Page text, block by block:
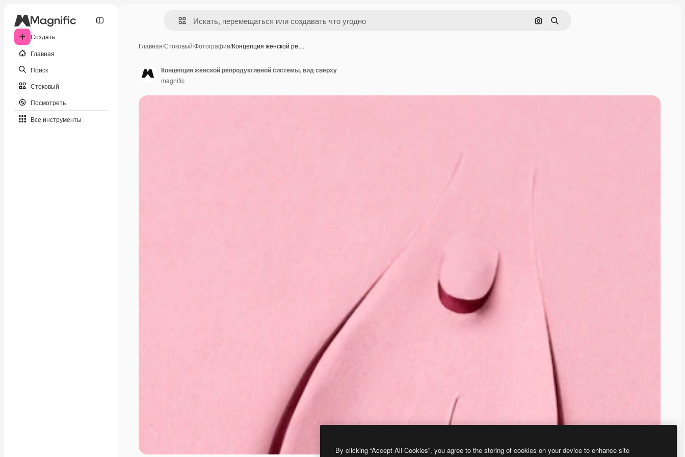
Создать
Главная
Поиск
Стоковый
Посмотреть
Все инструменты
Поиск по изображению
Поиск
Главная/Стоковый/Фотографии/Концепция женской ре…
Концепция женской репродуктивной системы, вид сверху
magnific
By clicking “Accept All Cookies”, you agree to the storing of cookies on your device to enhance site